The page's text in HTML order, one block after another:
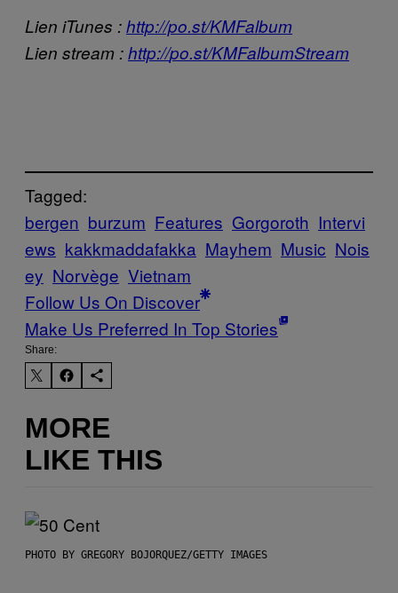
Lien iTunes :http://po.st/KMFalbum
Lien stream :http://po.st/KMFalbumStream
Tagged:
bergen burzum Features Gorgoroth Intervi
ews kakkmaddafakka Mayhem Music Nois
ey Norvège Vietnam
Follow Us On Discover
Make Us Preferred In Top Stories
Share:
MORE
LIKE THIS
PHOTO BY GREGORY BOJORQUEZ/GETTY IMAGES